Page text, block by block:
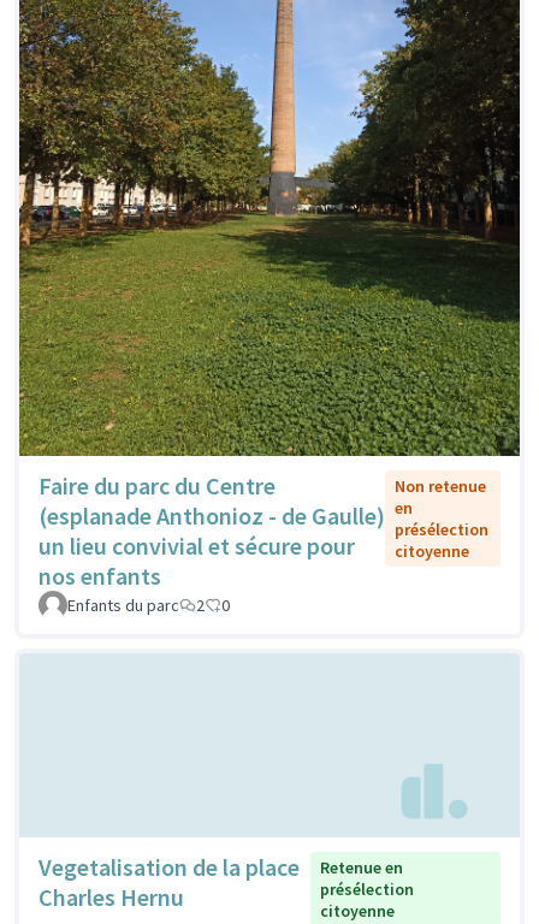
Faire du parc du Centre
(esplanade Anthonioz - de Gaulle)
un lieu convivial et sécure pour
nos enfants
Non retenue
en
présélection
citoyenne
Enfants du parc 2 0
Vegetalisation de la place
Charles Hernu
Retenue en
présélection
citoyenne